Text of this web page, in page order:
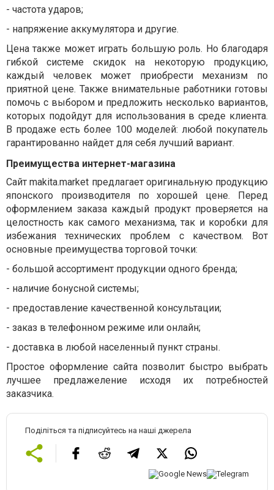
- частота ударов;
- напряжение аккумулятора и другие.
Цена также может играть большую роль. Но благодаря
гибкой системе скидок на некоторую продукцию,
каждый человек может приобрести механизм по
приятной цене. Также внимательные работники готовы
помочь с выбором и предложить несколько вариантов,
которых подойдут для использования в среде клиента.
В продаже есть более 100 моделей: любой покупатель
гарантированно найдет для себя лучший вариант.
Преимущества интернет-магазина
Сайт makita.market предлагает оригинальную продукцию
японского производителя по хорошей цене. Перед
оформлением заказа каждый продукт проверяется на
целостность как самого механизма, так и коробки для
избежания технических проблем с качеством. Вот
основные преимущества торговой точки:
- большой ассортимент продукции одного бренда;
- наличие бонусной системы;
- предоставление качественной консультации;
- заказ в телефонном режиме или онлайн;
- доставка в любой населенный пункт страны.
Простое оформление сайта позволит быстро выбрать
лучшее предлажеление исходя их потребностей
заказчика.
Поділіться та підписуйтесь на наші джерела